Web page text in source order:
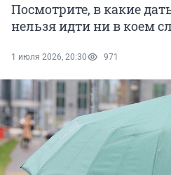
Посмотрите, в какие
нельзя идти ни в коем
1 июля 2026, 20:30 971